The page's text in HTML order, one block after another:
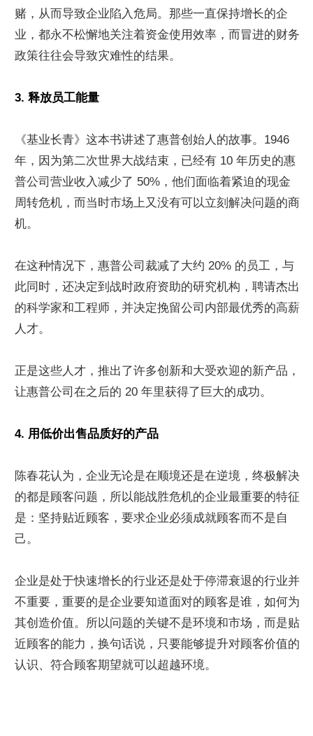
赌，从而导致企业陷入危局。那些一直保持增长的企
业，都永不松懈地关注着资金使用效率，而冒进的财务
政策往往会导致灾难性的结果。
3. 释放员工能量
《基业长青》这本书讲述了惠普创始人的故事。1946
年，因为第二次世界大战结束，已经有 10 年历史的惠
普公司营业收入减少了 50%，他们面临着紧迫的现金
周转危机，而当时市场上又没有可以立刻解决问题的商
机。
在这种情况下，惠普公司裁减了大约 20% 的员工，与
此同时，还决定到战时政府资助的研究机构，聘请杰出
的科学家和工程师，并决定挽留公司内部最优秀的高薪
人才。
正是这些人才，推出了许多创新和大受欢迎的新产品，
让惠普公司在之后的 20 年里获得了巨大的成功。
4. 用低价出售品质好的产品
陈春花认为，企业无论是在顺境还是在逆境，终极解决
的都是顾客问题，所以能战胜危机的企业最重要的特征
是：坚持贴近顾客，要求企业必须成就顾客而不是自
己。
企业是处于快速增长的行业还是处于停滞衰退的行业并
不重要，重要的是企业要知道面对的顾客是谁，如何为
其创造价值。所以问题的关键不是环境和市场，而是贴
近顾客的能力，换句话说，只要能够提升对顾客价值的
认识、符合顾客期望就可以超越环境。